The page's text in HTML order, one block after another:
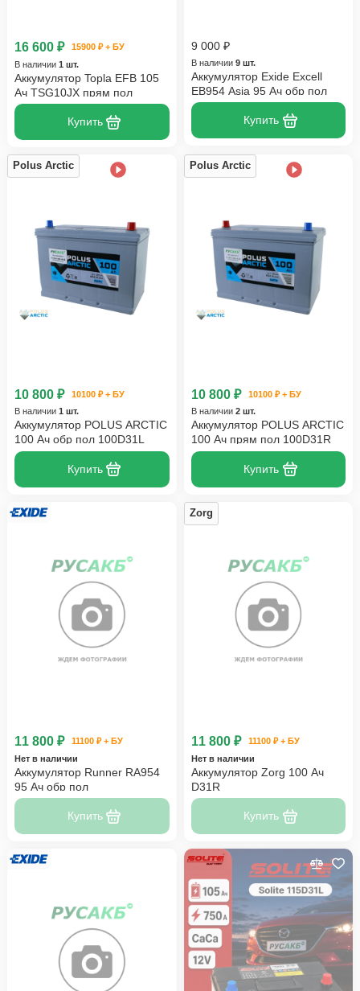
16 600 ₽
15900 ₽ + БУ
В наличии 1 шт.
Аккумулятор Topla EFB 105
Ач TSG10JX прям пол
Купить
9 000 ₽
В наличии 9 шт.
Аккумулятор Exide Excell
EB954 Asia 95 Ач обр пол
Купить
Polus Arctic
10 800 ₽
10100 ₽ + БУ
В наличии 1 шт.
Аккумулятор POLUS ARCTIC
100 Ач обр пол 100D31L
Купить
Polus Arctic
10 800 ₽
10100 ₽ + БУ
В наличии 2 шт.
Аккумулятор POLUS ARCTIC
100 Ач прям пол 100D31R
Купить
11 800 ₽
11100 ₽ + БУ
Нет в наличии
Аккумулятор Runner RA954
95 Ач обр пол
Купить
Zorg
11 800 ₽
11100 ₽ + БУ
Нет в наличии
Аккумулятор Zorg 100 Ач
D31R
Купить